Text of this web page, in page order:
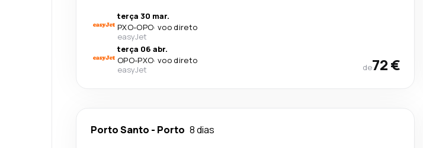
terça 30 mar.
PXO-OPO· voo direto
easyJet
terça 06 abr.
OPO-PXO· voo direto
easyJet
de72 €
Porto Santo - Porto 8 dias